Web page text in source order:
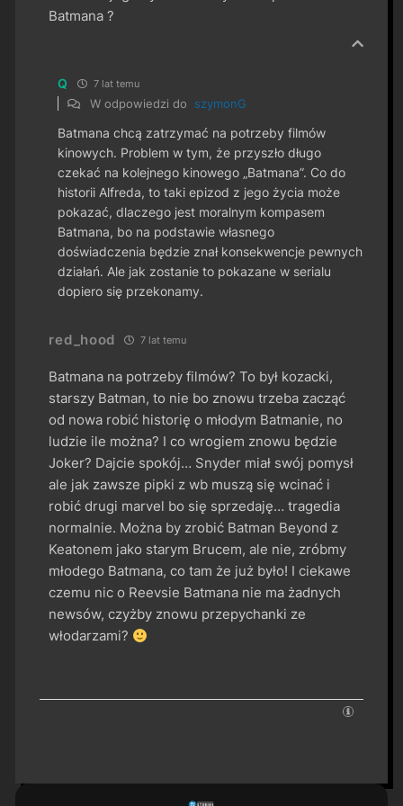
Batmana ?
Q 7 lat temu
W odpowiedzi do szymonG
Batmana chcą zatrzymać na potrzeby filmów
kinowych. Problem w tym, że przyszło długo
czekać na kolejnego kinowego „Batmana”. Co do
historii Alfreda, to taki epizod z jego życia może
pokazać, dlaczego jest moralnym kompasem
Batmana, bo na podstawie własnego
doświadczenia będzie znał konsekwencje pewnych
działań. Ale jak zostanie to pokazane w serialu
dopiero się przekonamy.
red_hood 7 lat temu
Batmana na potrzeby filmów? To był kozacki,
starszy Batman, to nie bo znowu trzeba zacząć
od nowa robić historię o młodym Batmanie, no
ludzie ile można? I co wrogiem znowu będzie
Joker? Dajcie spokój… Snyder miał swój pomysł
ale jak zawsze pipki z wb muszą się wcinać i
robić drugi marvel bo się sprzedaję… tragedia
normalnie. Można by zrobić Batman Beyond z
Keatonem jako starym Brucem, ale nie, zróbmy
młodego Batmana, co tam że już było! I ciekawe
czemu nic o Reevsie Batmana nie ma żadnych
newsów, czyżby znowu przepychanki ze
włodarzami?